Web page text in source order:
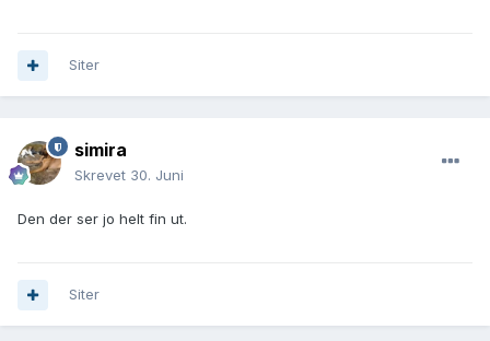
Siter
simira
Skrevet 30. Juni
Den der ser jo helt fin ut.
Siter